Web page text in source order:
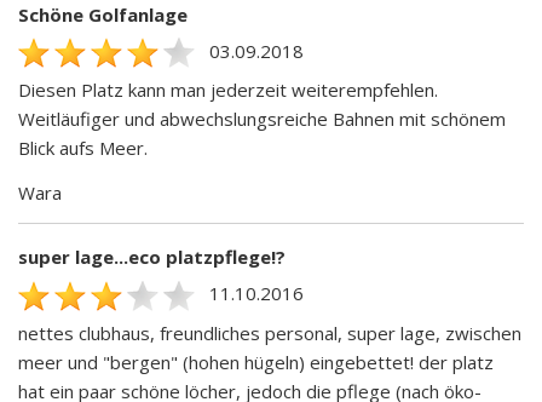
Schöne Golfanlage
03.09.2018
Diesen Platz kann man jederzeit weiterempfehlen.
Weitläufiger und abwechslungsreiche Bahnen mit schönem
Blick aufs Meer.
Wara
super lage...eco platzpflege!?
11.10.2016
nettes clubhaus, freundliches personal, super lage, zwischen
meer und "bergen" (hohen hügeln) eingebettet! der platz
hat ein paar schöne löcher, jedoch die pflege (nach öko-